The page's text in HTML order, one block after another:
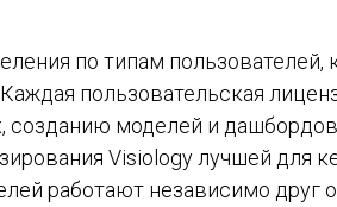
по типам пользователей,
пользовательская
созданию моделей и
Visiology лучшей для
работают независимо друг